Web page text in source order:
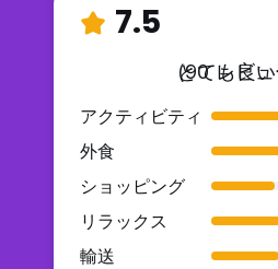
7.5
とても良い
(90 レビュ
アクティビティ
外食
ショッピング
リラックス
輸送